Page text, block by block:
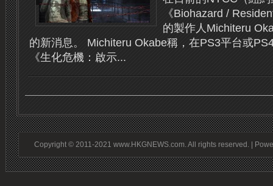
《Biohazard /
的製作人Michiteru
的新消息。 Michiteru Okabe稱，在PS3平台或
《生化危機：啟示...
Copyright © 2011-2021 www.HKGNEWS.com. All rights reserved. |